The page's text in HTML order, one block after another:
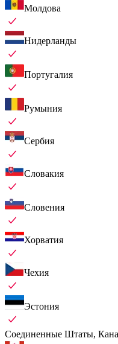
Молдова
Нидерланды
Португалия
Румыния
Сербия
Словакия
Словения
Хорватия
Чехия
Эстония
Соединенные Штаты,